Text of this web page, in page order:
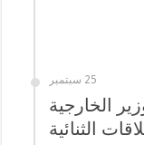
25 سبتمبر
الخارجية
الثنائية